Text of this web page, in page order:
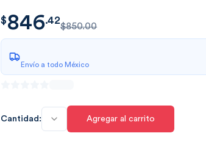
$846.4253
$846.42
$850.00
Envío a todo México
Cantidad: Agregar al carrito